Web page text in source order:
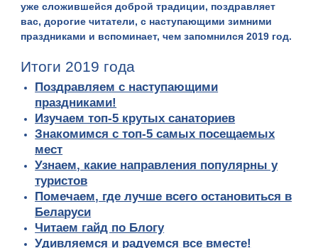
уже сложившейся доброй традиции, поздравляет
вас, дорогие читатели, с наступающими зимними
праздниками и вспоминает, чем запомнился 2019 год.
Итоги 2019 года
Поздравляем с наступающими
праздниками!
Изучаем топ-5 крутых санаториев
Знакомимся с топ-5 самых посещаемых
мест
Узнаем, какие направления популярны у
туристов
Помечаем, где лучше всего остановиться в
Беларуси
Читаем гайд по Блогу
Удивляемся и радуемся все вместе!